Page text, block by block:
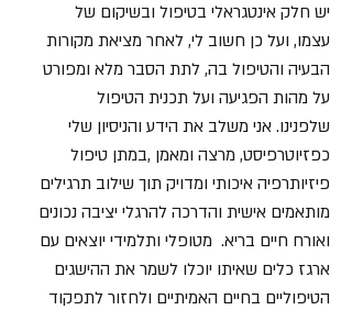
יש חלק אינטגראלי בטיפול ובשיקום של
עצמו, ועל כן חשוב לי, לאחר מציאת מקורות
הבעיה והטיפול בה, לתת הסבר מלא ומפורט
על מהות הפגיעה ועל תכנית הטיפול
שלפנינו. אני משלב את הידע והניסיון שלי
כפזיוטרפיסט, מרצה ומאמן ,במתן טיפול
פיזיותרפיה איכותי ומדויק תוך שילוב תרגילים
מותאמים אישית והדרכה להרגלי יציבה נכונים
ואורח חיים בריא. מטופלי ותלמידי יוצאים עם
ארגז כלים שאיתו יוכלו לשמר את ההישגים
הטיפוליים בחיים האמיתיים ולחזור לתפקוד